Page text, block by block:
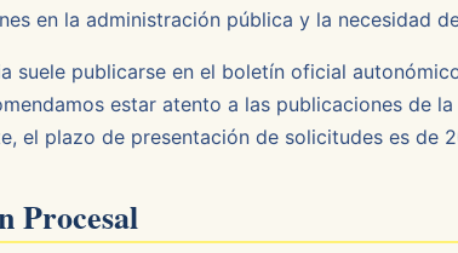
en la administración pública y la necesidad
suele publicarse en el boletín oficial
estar atento a las publicaciones de
el plazo de presentación de solicitudes es de
Procesal